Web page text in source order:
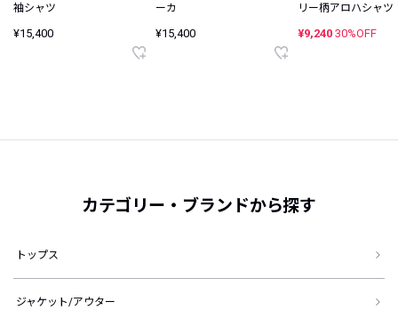
袖シャツ
¥15,400
ーカ
¥15,400
リー柄アロハシャツ
¥9,240 30%OFF
カテゴリー・ブランドから探す
トップス
ジャケット/アウター